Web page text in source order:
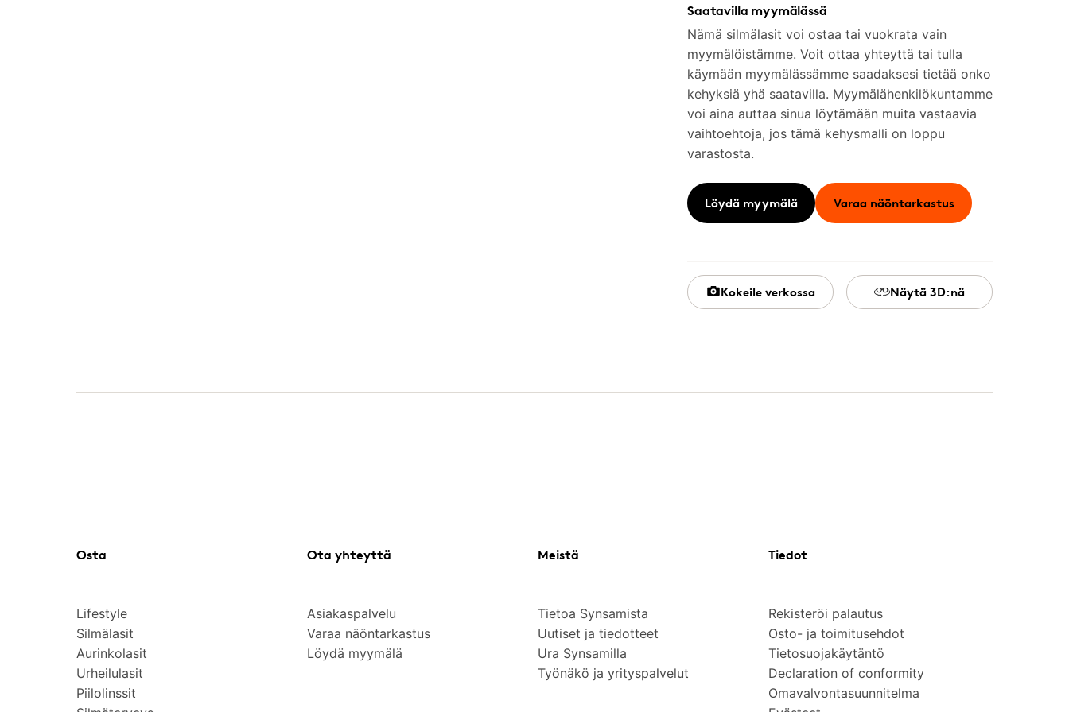
Saatavilla myymälässä
Nämä silmälasit voi ostaa tai vuokrata vain
myymälöistämme. Voit ottaa yhteyttä tai tulla
käymään myymälässämme saadaksesi tietää onko
kehyksiä yhä saatavilla. Myymälähenkilökuntamme
voi aina auttaa sinua löytämään muita vastaavia
vaihtoehtoja, jos tämä kehysmalli on loppu
varastosta.
Löydä myymälä Varaa näöntarkastus
Kokeile verkossa Näytä 3D:nä
Osta
Lifestyle
Silmälasit
Aurinkolasit
Urheilulasit
Piilolinssit
Ota yhteyttä
Asiakaspalvelu
Varaa näöntarkastus
Löydä myymälä
Meistä
Tietoa Synsamista
Uutiset ja tiedotteet
Ura Synsamilla
Työnäkö ja yrityspalvelut
Tiedot
Rekisteröi palautus
Osto- ja toimitusehdot
Tietosuojakäytäntö
Declaration of conformity
Omavalvontasuunnitelma